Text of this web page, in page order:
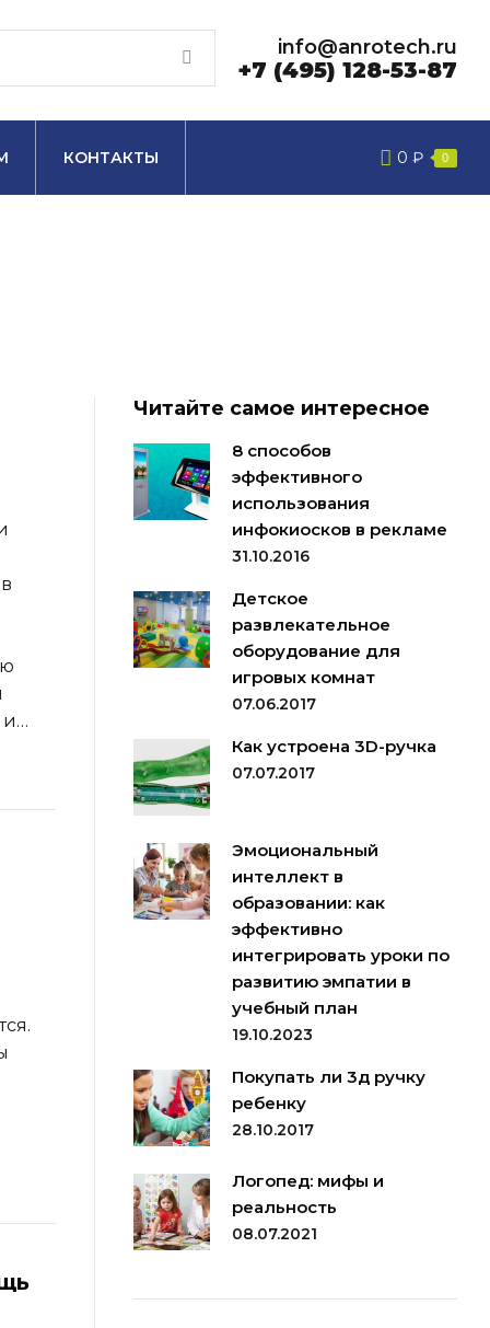
info@anrotech.ru
+7 (495) 128-53-87
КОНТАКТЫ 0 ₽ 0
и…
Читайте самое интересное
8 способов
эффективного
использования
инфокиосков в рекламе
31.10.2016
Детское
развлекательное
оборудование для
игровых комнат
07.06.2017
Как устроена 3D-ручка
07.07.2017
Эмоциональный
интеллект в
образовании: как
эффективно
интегрировать уроки по
развитию эмпатии в
учебный план
19.10.2023
Покупать ли 3д ручку
ребенку
28.10.2017
Логопед: мифы и
реальность
08.07.2021